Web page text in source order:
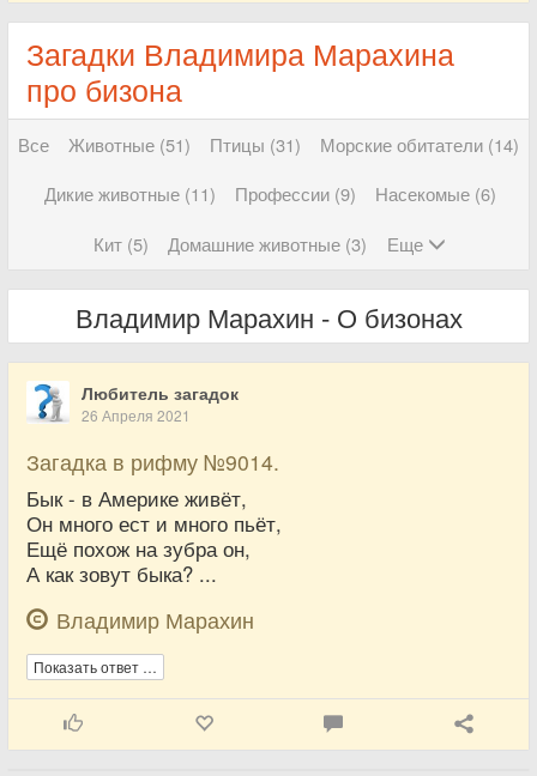
Загадки Владимира Марахина
про бизона
Все Животные (51) Птицы (31)
Морские обитатели (14)
Дикие животные (11)
Профессии (9)
Насекомые (6)
Кит (5)
Домашние животные (3) Еще
Владимир Марахин - О бизонах
Любитель загадок
26 Апреля 2021
Загадка в рифму №9014.
Бык - в Америке живёт,
Он много ест и много пьёт,
Ещё похож на зубра он,
А как зовут быка? ...
Владимир Марахин
Показать ответ …